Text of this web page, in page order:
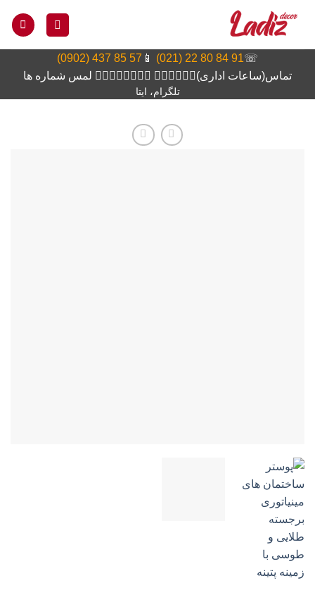
☏
91 84 80 22 (021)
📱
57 85 437 (0902)
تماس(ساعات اداری)👆🏻👆🏻👆🏻 👆🏻👆🏻👆🏻👆🏻 لمس شماره ها
تلگرام، ایتا